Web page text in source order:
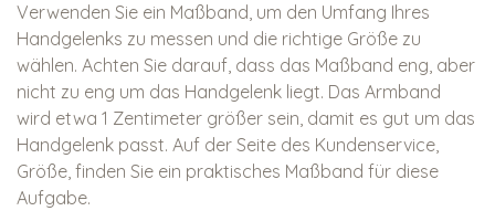
Verwenden Sie ein Maßband, um den Umfang Ihres
Handgelenks zu messen und die richtige Größe zu
wählen. Achten Sie darauf, dass das Maßband eng, aber
nicht zu eng um das Handgelenk liegt. Das Armband
wird etwa 1 Zentimeter größer sein, damit es gut um das
Handgelenk passt. Auf der Seite des Kundenservice,
Größe, finden Sie ein praktisches Maßband für diese
Aufgabe.